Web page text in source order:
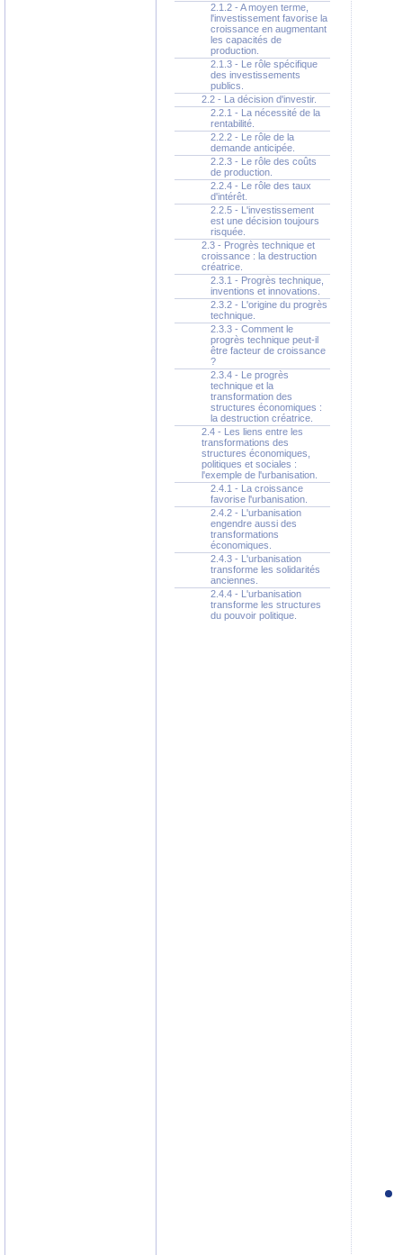
2.1.2 - A moyen terme,
l'investissement favorise la
croissance en augmentant
les capacités de
production.
2.1.3 - Le rôle spécifique
des investissements
publics.
2.2 - La décision d'investir.
2.2.1 - La nécessité de la
rentabilité.
2.2.2 - Le rôle de la
demande anticipée.
2.2.3 - Le rôle des coûts
de production.
2.2.4 - Le rôle des taux
d'intérêt.
2.2.5 - L'investissement
est une décision toujours
risquée.
2.3 - Progrès technique et
croissance : la destruction
créatrice.
2.3.1 - Progrès technique,
inventions et innovations.
2.3.2 - L'origine du progrès
technique.
2.3.3 - Comment le
progrès technique peut-il
être facteur de croissance
?
2.3.4 - Le progrès
technique et la
transformation des
structures économiques :
la destruction créatrice.
2.4 - Les liens entre les
transformations des
structures économiques,
politiques et sociales :
l'exemple de l'urbanisation.
2.4.1 - La croissance
favorise l'urbanisation.
2.4.2 - L'urbanisation
engendre aussi des
transformations
économiques.
2.4.3 - L'urbanisation
transforme les solidarités
anciennes.
2.4.4 - L'urbanisation
transforme les structures
du pouvoir politique.